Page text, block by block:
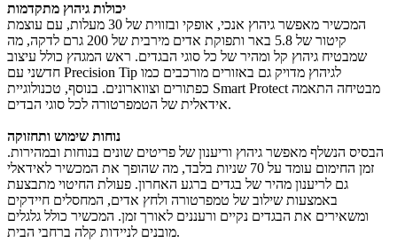
יכולות גיהוץ מתקדמות
המכשיר מאפשר גיהוץ אנכי, אופקי ובזווית של 30 מעלות, עם עוצמת
קיטור של 5.8 באר ותפוקת אדים מירבית של 200 גרם לדקה, מה
שמבטיח גיהוץ קל ומהיר של כל סוגי הבגדים. ראש המגהץ כולל עיצוב
חדשני עם Precision Tip לגיהוץ מדויק גם באזורים מורכבים כמו
כפתורים וצווארונים. בנוסף, טכנולוגיית Smart Protect מבטיחה התאמה
אידאלית של הטמפרטורה לכל סוגי הבדים.
נוחות שימוש ותחזוקה
הבסיס הנשלף מאפשר גיהוץ וריענון של פריטים שונים בנוחות ובמהירות.
זמן החימום עומד על 70 שניות בלבד, מה שהופך את המכשיר לאידאלי
גם לריענון מהיר של בגדים ברגע האחרון. פעולת החיטוי מתבצעת
באמצעות שילוב של טמפרטורה ולחץ אדים, המחסלים חיידקים
ומשאירים את הבגדים נקיים ורעננים לאורך זמן. המכשיר כולל גלגלים
מובנים לניידות קלה ברחבי הבית.